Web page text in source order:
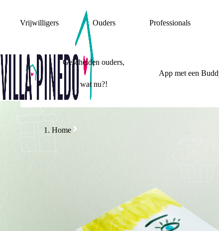
Vrijwilligers Ouders Professionals
Gescheiden ouders,
wat nu?!
App met een
Home